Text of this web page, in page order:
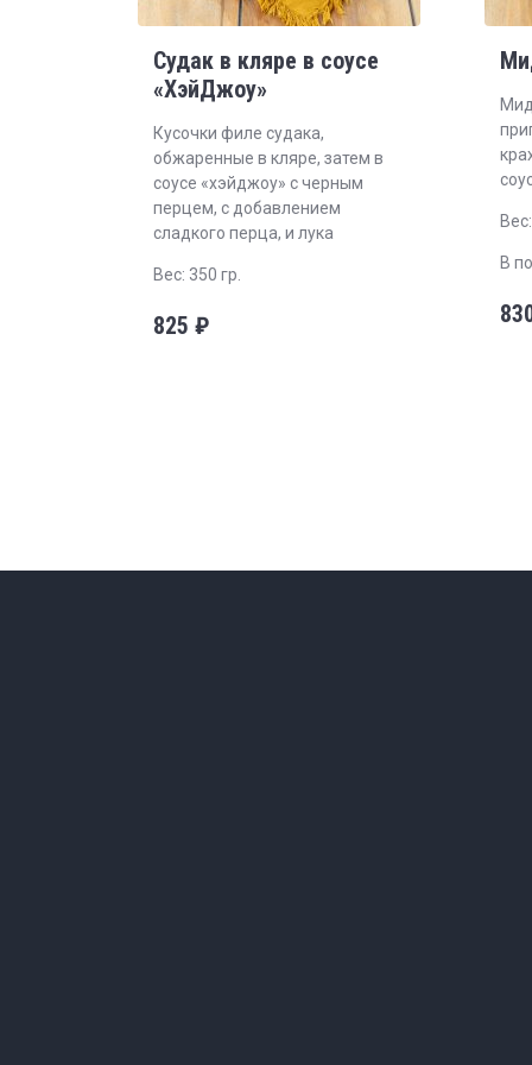
Судак в кляре в соусе
«ХэйДжоу»
Кусочки филе судака,
обжаренные в кляре, затем в
соусе «хэйджоу» с черным
перцем, с добавлением
сладкого перца, и лука
Вес: 350 гр.
825 ₽
В